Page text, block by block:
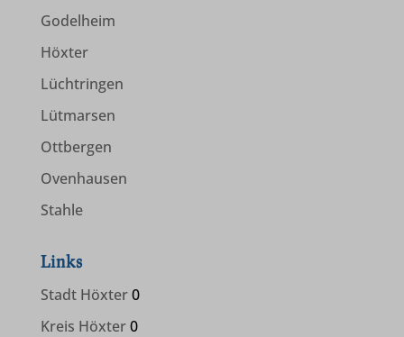
Godelheim
Höxter
Lüchtringen
Lütmarsen
Ottbergen
Ovenhausen
Stahle
Links
Stadt Höxter0
Kreis Höxter0
www.wanderbares-deutschland.de
www.wandermagazin.de
www.wanderverband.de